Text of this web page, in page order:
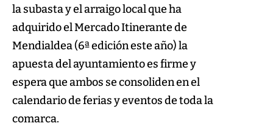
la subasta y el arraigo local que ha
adquirido el Mercado Itinerante de
Mendialdea (6ª edición este año) la
apuesta del ayuntamiento es firme y
espera que ambos se consoliden en el
calendario de ferias y eventos de toda la
comarca.